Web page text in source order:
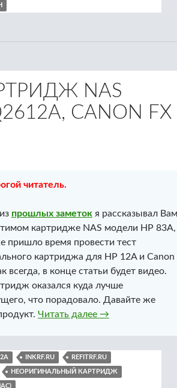
NAS
CANON FX
читатель.
прошлых заметок я рассказывал Вам
картридже NAS модели HP 83A,
пришло время провести тест
картриджа для HP 12A и Canon
всегда, в конце статьи будет видео.
оказался куда лучше
что порадовало. Давайте же
Читать далее Совместимый
→
INKRF.RU REFITRF.RU
НЕОРИГИНАЛЬНЫЙ КАРТРИДЖ